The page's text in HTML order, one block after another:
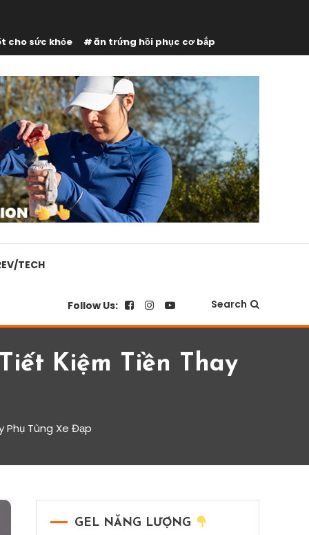
cho sức khỏe ăn trứng hồi phục cơ bắp
TECH
Follow Us: Search
Kiệm Tiền Thay
Phụ Tùng Xe Đạp
GEL NĂNG LƯỢNG